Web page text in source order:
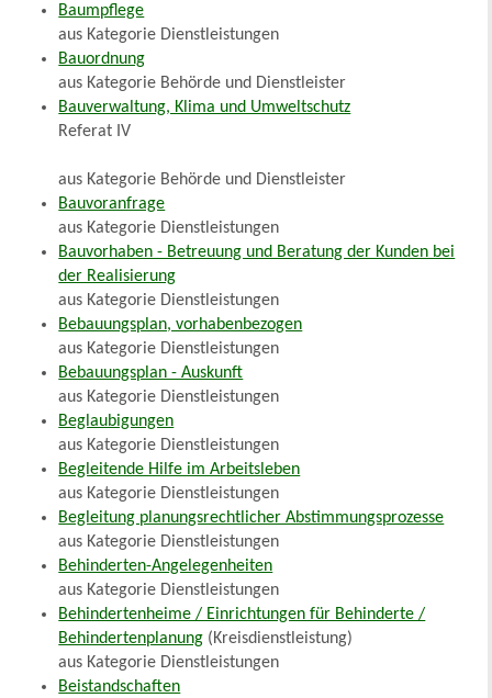
Baumpflege
aus Kategorie Dienstleistungen
Bauordnung
aus Kategorie Behörde und Dienstleister
Bauverwaltung, Klima und Umweltschutz
Referat IV
aus Kategorie Behörde und Dienstleister
Bauvoranfrage
aus Kategorie Dienstleistungen
Bauvorhaben - Betreuung und Beratung der Kunden bei
der Realisierung
aus Kategorie Dienstleistungen
Bebauungsplan, vorhabenbezogen
aus Kategorie Dienstleistungen
Bebauungsplan - Auskunft
aus Kategorie Dienstleistungen
Beglaubigungen
aus Kategorie Dienstleistungen
Begleitende Hilfe im Arbeitsleben
aus Kategorie Dienstleistungen
Begleitung planungsrechtlicher Abstimmungsprozesse
aus Kategorie Dienstleistungen
Behinderten-Angelegenheiten
aus Kategorie Dienstleistungen
Behindertenheime / Einrichtungen für Behinderte /
Behindertenplanung (Kreisdienstleistung)
aus Kategorie Dienstleistungen
Beistandschaften